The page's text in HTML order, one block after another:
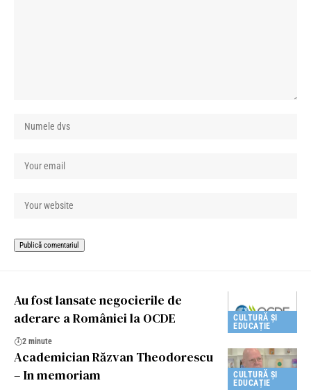
CULTURĂ ȘI
EDUCAȚIE
Au fost lansate negocierile de
aderare a României la OCDE
2 minute
CULTURĂ ȘI
EDUCAȚIE
Academician Răzvan Theodorescu
– In memoriam